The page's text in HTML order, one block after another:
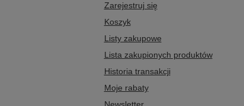
Zarejestruj się
Koszyk
Listy zakupowe
Lista zakupionych produktów
Historia transakcji
Moje rabaty